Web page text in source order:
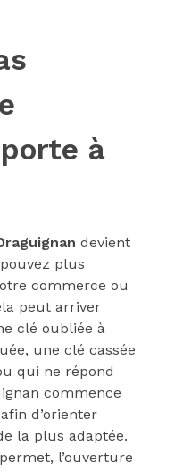
à
devient
plus
commerce ou
peut arriver
clé oubliée à
une clé cassée
qui ne répond
commence
d’orienter
la plus adaptée.
l’ouverture